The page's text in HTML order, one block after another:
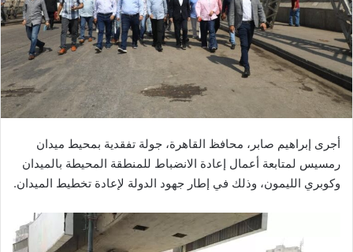
أجرى إبراهيم صابر، محافظ القاهرة، جولة تفقدية بمحيط ميدان
رمسيس لمتابعة أعمال إعادة الانضباط للمنطقة المحيطة بالميدان
وكوبري الليمون، وذلك في إطار جهود الدولة لإعادة تخطيط الميدان.